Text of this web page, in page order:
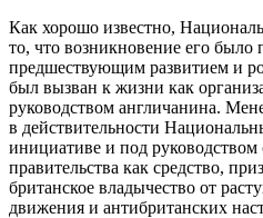
Как хорошо известно,
то, что возникновение его было
предшествующим развитием и
был вызван к жизни как
руководством англичанина.
в действительности
инициативе и под руководством
правительства как средство,
британское владычество от
движения и антибританских